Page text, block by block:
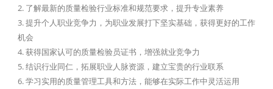
2. 了解最新的质量检验行业标准和规范要求，提升专业素养
3. 提升个人职业竞争力，为职业发展打下坚实基础，获得更好的工作
机会
4. 获得国家认可的质量检验员证书，增强就业竞争力
5. 结识行业同仁，拓展职业人脉资源，建立宝贵的行业联系
6. 学习实用的质量管理工具和方法，能够在实际工作中灵活运用